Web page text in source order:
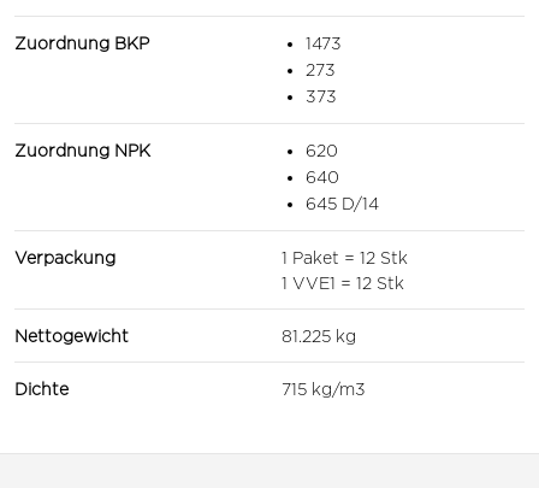
Zuordnung BKP
1473
273
373
Zuordnung NPK
620
640
645 D/14
Verpackung
1 Paket = 12 Stk
1 VVE1 = 12 Stk
Nettogewicht 81.225 kg
Dichte 715 kg/m3